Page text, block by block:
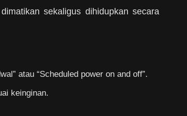
sekaligus dihidupkan secara
atau “Scheduled power on and off”.
keinginan.